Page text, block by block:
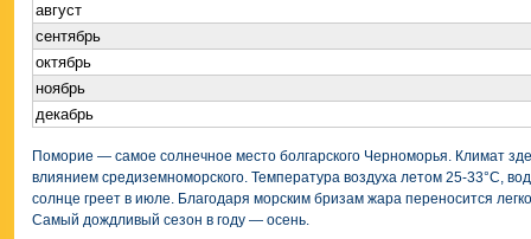
август
сентябрь
октябрь
ноябрь
декабрь
Поморие — самое солнечное место болгарского Черноморья. Климат
влиянием средиземноморского. Температура воздуха летом 25-33°С,
солнце греет в июле. Благодаря морским бризам жара переносится
Самый дождливый сезон в году — осень.